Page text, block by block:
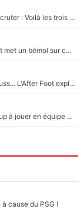
Decathlon-CMA CGM augmente son budget pour recruter : Voilà les trois premiers coureurs qui font rejoindre Paul Seixas en 2027 !
Ferran Torres accepte de signer au PSG : L'After Foot met un bémol sur ce transfert, le champion du monde va couter trop cher ?
Mason Greenwood, Roberto De Zerbi, Jonathan Clauss... L'After Foot explique pourquoi Medhi Benatia a craqué à l'OM !
Un joueur snobé par Didier Deschamps a un gros coup à jouer en équipe de France : Zinedine Zidane a trouvé son numéro 9 ?
cause du PSG !